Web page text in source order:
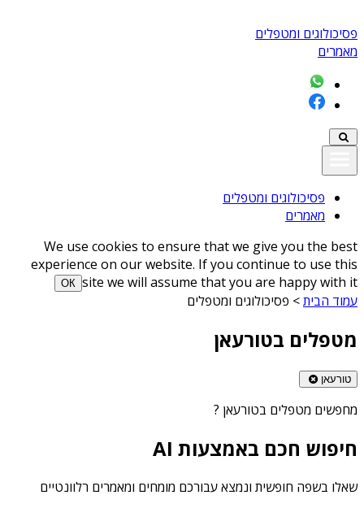
פסיכולוגים ומטפלים
מאמרים
פסיכולוגים ומטפלים
מאמרים
We use cookies to ensure that we give you the best
experience on our website. If you continue to use this
site we will assume that you are happy with it
ОК
עמוד הבית> פסיכולוגים ומטפלים
מטפלים בטורעאן
טורעאן
מחפשים מטפלים בטורעאן ?
חיפוש חכם באמצעות AI
שאלו בשפה חופשית ונמצא עבורכם מומחים ומאמרים רלוונטיים